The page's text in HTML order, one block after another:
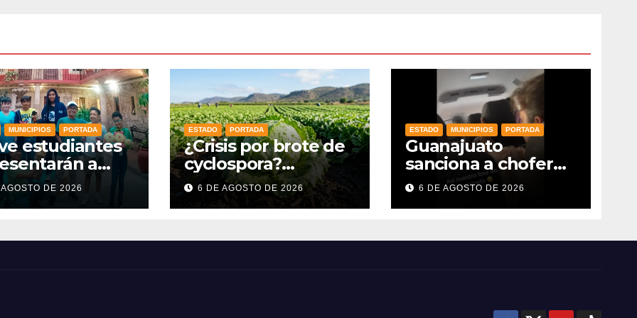
MUNICIPIOS PORTADA
estudiantes
a
en la
Mexicana
DE 2026
ESTADO PORTADA
¿Crisis por brote de
cyclospora?
Guanajuato
mantiene intactas
6 DE AGOSTO DE 2026
ESTADO MUNICIPIOS PORTADA
Guanajuato
sanciona a chofer
de transporte
turístico e
6 DE AGOSTO DE 2026